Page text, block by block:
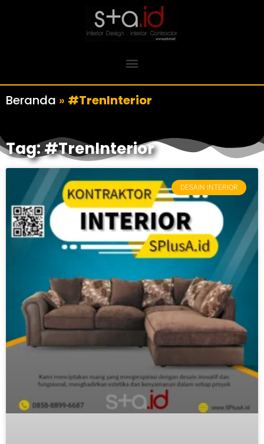
Beranda » #TrenInterior
Tag: #TrenInterior
DESAIN INTERIOR